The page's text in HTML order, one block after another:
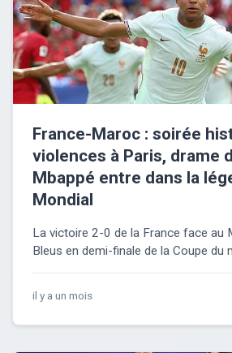
France-Maroc : soirée
violences à Paris, drame
Mbappé entre dans la
Mondial
La victoire 2-0 de la France face au
Bleus en demi-finale de la Coupe du
il y a un mois